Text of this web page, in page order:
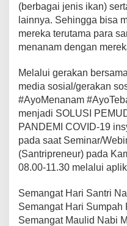
(berbagai jenis ikan)
lainnya. Sehingga bisa
mereka terutama para
menanam dengan
Melalui gerakan
media sosial/gerakan
#AyoMenanam
menjadi SOLUSI
PANDEMI COVID-19
pada saat Seminar/
(Santripreneur) pada
08.00-11.30 melalui
Semangat Hari Santri
Semangat Hari Sumpah
Semangat Maulid Nabi